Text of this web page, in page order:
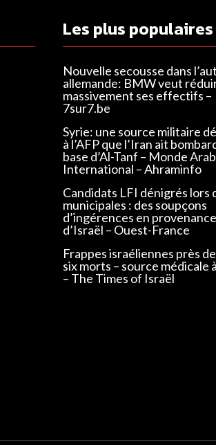
Les plus populaires
Nouvelle secousse dans
allemande: BMW veut
massivement ses effectifs –
7sur7.be
Syrie: une source militaire
à l’AFP que l’Iran ait
base d’Al-Tanf – Monde
International – Ahraminfo
Candidats LFI dénigrés lors
municipales : des soupçons
d’ingérences en provenance
d’Israël – Ouest-France
Frappes israéliennes près
six morts – source médicale
– The Times of Israël